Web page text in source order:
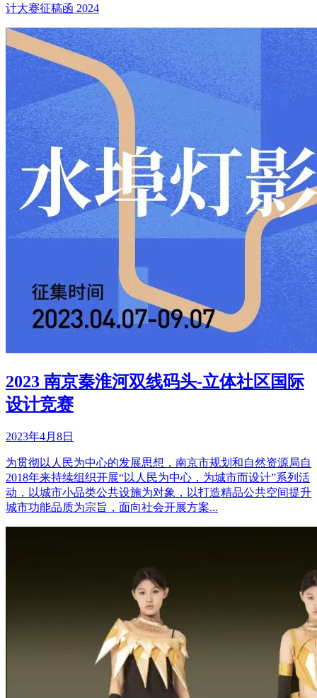
计大赛征稿函 2024
2023 南京秦淮河双线码头-立体社区国际
设计竞赛
2023年4月8日
为贯彻以人民为中心的发展思想，南京市规划和自然资源局自
2018年来持续组织开展“以人民为中心，为城市而设计”系列活
动，以城市小品类公共设施为对象，以打造精品公共空间提升
城市功能品质为宗旨，面向社会开展方案...